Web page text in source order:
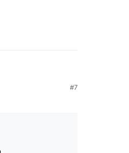
sich der MV
#7